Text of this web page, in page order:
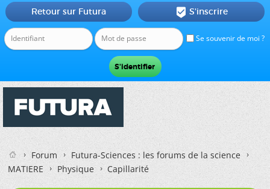
Se souvenir de moi ?
Retour sur Futura  S'inscrire
Forum
Futura-Sciences : les forums de la science
MATIERE
Physique Capillarité